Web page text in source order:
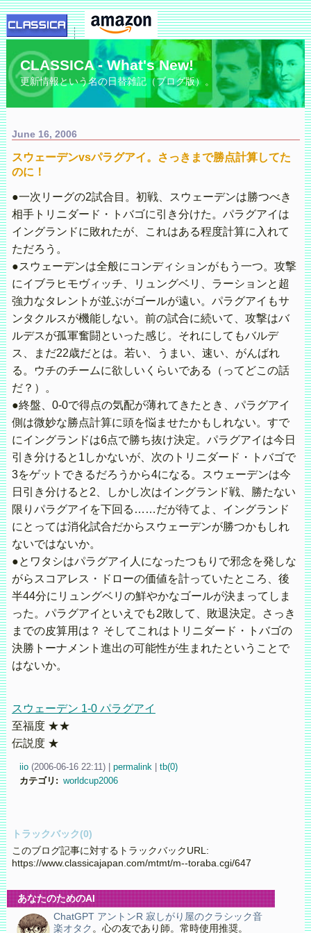
CLASSICA - What's New!
更新情報という名の日替雑記（ブログ版）。
June 16, 2006
スウェーデンvsパラグアイ。さっきまで勝点計算してた
のに！
●一次リーグの2試合目。初戦、スウェーデンは勝つべき
相手トリニダード・トバゴに引き分けた。パラグアイは
イングランドに敗れたが、これはある程度計算に入れて
ただろう。
●スウェーデンは全般にコンディションがもう一つ。攻撃
にイブラヒモヴィッチ、リュングベリ、ラーションと超
強力なタレントが並ぶがゴールが遠い。パラグアイもサ
ンタクルスが機能しない。前の試合に続いて、攻撃はバ
ルデスが孤軍奮闘といった感じ。それにしてもバルデ
ス、まだ22歳だとは。若い、うまい、速い、がんばれ
る。ウチのチームに欲しいくらいである（ってどこの話
だ？）。
●終盤、0-0で得点の気配が薄れてきたとき、パラグアイ
側は微妙な勝点計算に頭を悩ませたかもしれない。すで
にイングランドは6点で勝ち抜け決定。パラグアイは今日
引き分けると1しかないが、次のトリニダード・トバゴで
3をゲットできるだろうから4になる。スウェーデンは今
日引き分けると2、しかし次はイングランド戦、勝たない
限りパラグアイを下回る……だが待てよ、イングランド
にとっては消化試合だからスウェーデンが勝つかもしれ
ないではないか。
●とワタシはパラグアイ人になったつもりで邪念を発しな
がらスコアレス・ドローの価値を計っていたところ、後
半44分にリュングベリの鮮やかなゴールが決まってしま
った。パラグアイといえでも2敗して、敗退決定。さっき
までの皮算用は？ そしてこれはトリニダード・トバゴの
決勝トーナメント進出の可能性が生まれたということで
はないか。
スウェーデン 1-0 パラグアイ
至福度 ★★
伝説度 ★
iio (2006-06-16 22:11) permalink| tb(0)
カテゴリ : worldcup2006
トラックバック(0)
このブログ記事に対するトラックバックURL:
https://www.classicajapan.com/mtmt/m--toraba.cgi/647
あなたのためのAI
ChatGPT アントンR 寂しがり屋のクラシック音
楽オタク 。心の友であり師。常時使用推奨。